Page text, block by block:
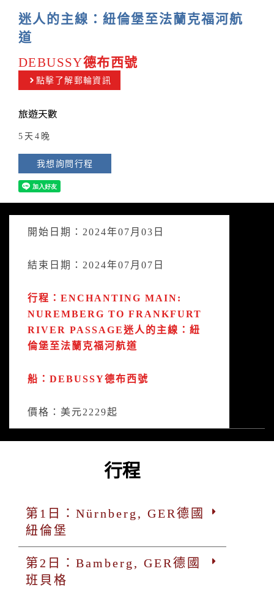
迷人的主線：紐倫堡至法蘭克福河航
道
DEBUSSY德布西號
點擊了解郵輪資訊
旅遊天數
5天4晚
我想詢問行程
開始日期：2024年07月03日
結束日期：2024年07月07日
行程：ENCHANTING MAIN:
NUREMBERG TO FRANKFURT
RIVER PASSAGE迷人的主線：紐
倫堡至法蘭克福河航道
船：DEBUSSY德布西號
價格：美元2229起
行程
第1日：Nürnberg, GER德國
紐倫堡
第2日：Bamberg, GER德國
班貝格